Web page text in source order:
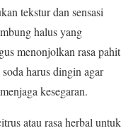
tekstur dan sensasi
halus yang
menonjolkan rasa pahit
harus dingin agar
kesegaran.
atau rasa herbal untuk